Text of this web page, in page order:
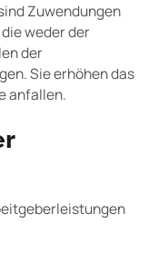
Zuwendungen
weder der
der
Sie erhöhen das
anfallen.